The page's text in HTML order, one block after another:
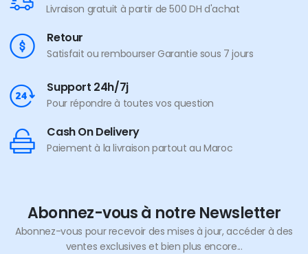
Livraison gratuit à partir de 500 DH d'achat
Retour
Satisfait ou rembourser Garantie sous 7 jours
Support 24h/7j
Pour répondre à toutes vos question
Cash On Delivery
Paiement à la livraison partout au Maroc
Abonnez-vous à notre Newsletter
Abonnez-vous pour recevoir des mises à jour, accéder à des
ventes exclusives et bien plus encore...